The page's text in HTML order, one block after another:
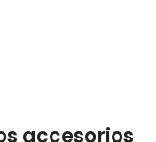
accesorios